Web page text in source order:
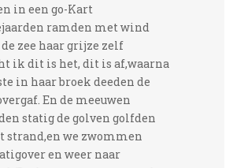
in een go-Kart
ramden met wind
zee haar grijze zelf
ik dit is het, dit is af,waarna
in haar broek deeden de
En de meeuwen
statig de golven golfden
strand,en we zwommen
en weer naar